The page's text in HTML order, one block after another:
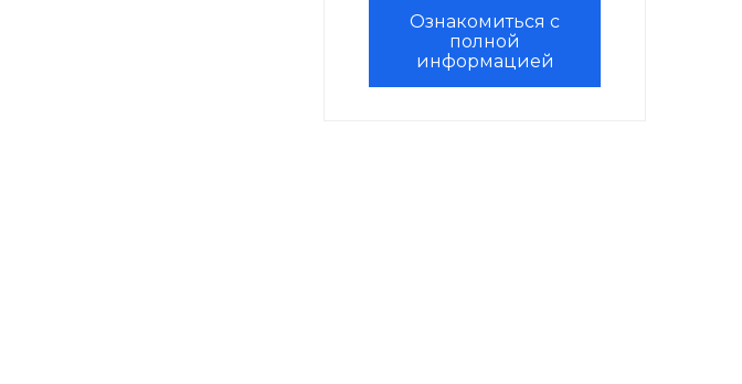
Ознакомиться с
полной
информацией